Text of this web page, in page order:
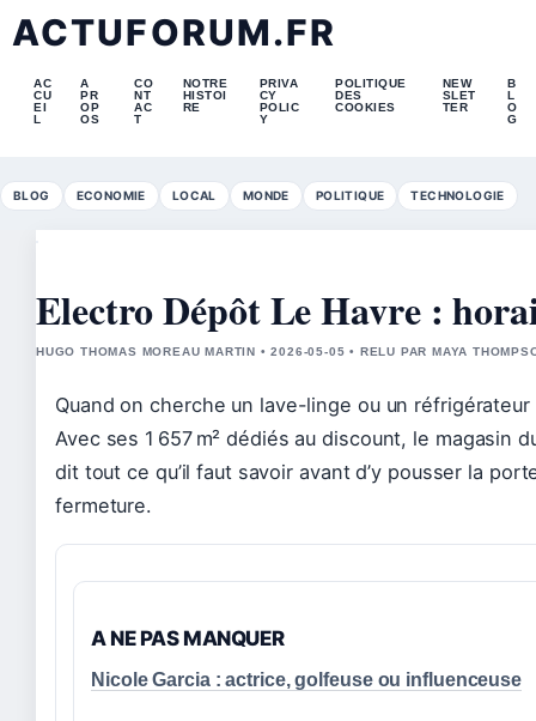
ACTUFORUM.FR
AC
CU
EI
L
A
PR
OP
OS
CO
NT
AC
T
NOTRE
HISTOI
RE
PRIVA
CY
POLIC
Y
POLITIQUE
DES
COOKIES
NEW
SLET
TER
B
L
O
G
BLOG ECONOMIE LOCAL MONDE POLITIQUE TECHNOLOGIE
Electro Dépôt Le Havre :
HUGO THOMAS MOREAU MARTIN • 2026-05-05 • RELU PAR MAYA
Quand on cherche un lave-linge ou un
Avec ses 1 657 m² dédiés au discount, le magasin
dit tout ce qu’il faut savoir avant d’y pousser la
fermeture.
A NE PAS MANQUER
Nicole Garcia : actrice, golfeuse ou influenceuse